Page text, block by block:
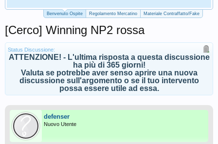
Benvenuto Ospite Regolamento Mercatino Materiale Contraffatto/Fake
[Cerco] Winning NP2 rossa
Status Discussione:
ATTENZIONE! - L'ultima risposta a questa discussione
ha più di 365 giorni!
Valuta se potrebbe aver senso aprire una nuova
discussione sull'argomento o se il tuo intervento
possa essere utile ad essa.
defenser
Nuovo Utente